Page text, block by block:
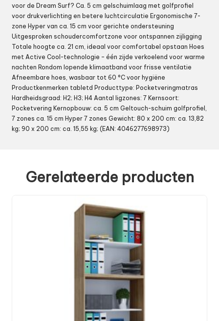
voor de Dream Surf? Ca. 5 cm gelschuimlaag met golfprofiel
voor drukverlichting en betere luchtcirculatie Ergonomische 7-
zone Hyper van ca. 15 cm voor gerichte ondersteuning
Uitgesproken schoudercomfortzone voor ontspannen zijligging
Totale hoogte ca. 21 cm, ideaal voor comfortabel opstaan Hoes
met Active Cool-technologie – één zijde verkoelend voor warme
nachten Rondom lopende klimaatband voor frisse ventilatie
Afneembare hoes, wasbaar tot 60 °C voor hygiëne
Productkenmerken tabletd Producttype: Pocketveringmatras
Hardheidsgraad: H2; H3; H4 Aantal ligzones: 7 Kernsoort:
Pocketvering Kernopbouw: ca. 5 cm Geltouch-schuim golfprofiel,
7 zones ca. 15 cm Hyper 7 zones Gewicht: 80 x 200 cm: ca. 13,82
kg; 90 x 200 cm: ca. 15,55 kg; (EAN: 4046277698973)
Gerelateerde producten